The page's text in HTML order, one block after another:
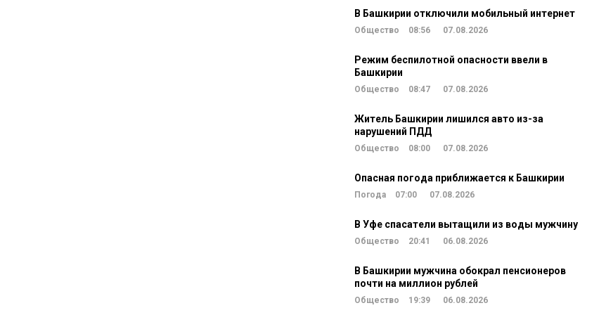
В Башкирии отключили мобильный интернет
Общество 08:56 07.08.2026
Режим беспилотной опасности ввели в
Башкирии
Общество 08:47 07.08.2026
Житель Башкирии лишился авто из-за
нарушений ПДД
Общество 08:00 07.08.2026
Опасная погода приближается к Башкирии
Погода 07:00 07.08.2026
В Уфе спасатели вытащили из воды мужчину
Общество 20:41 06.08.2026
В Башкирии мужчина обокрал пенсионеров
почти на миллион рублей
Общество 19:39 06.08.2026